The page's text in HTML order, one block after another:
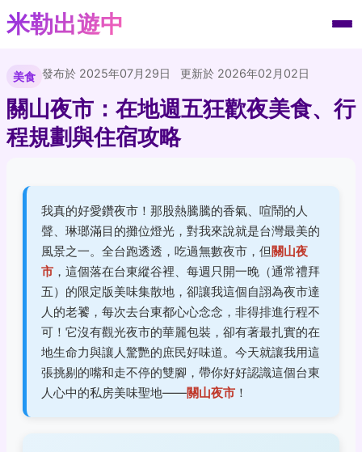
米勒出遊中
美食 發布於 2025年07月29日 更新於 2026年02月02日
關山夜市：在地週五狂歡夜美食、行
程規劃與住宿攻略
我真的好愛鑽夜市！那股熱騰騰的香氣、喧鬧的人
聲、琳瑯滿目的攤位燈光，對我來說就是台灣最美的
風景之一。全台跑透透，吃過無數夜市，但關山夜
市 ，這個落在台東縱谷裡、每週只開一晚（通常禮拜
五）的限定版美味集散地，卻讓我這個自詡為夜市達
人的老饕，每次去台東都心心念念，非得排進行程不
可！它沒有觀光夜市的華麗包裝，卻有著最扎實的在
地生命力與讓人驚艷的庶民好味道。今天就讓我用這
張挑剔的嘴和走不停的雙腳，帶你好好認識這個台東
人心中的私房美味聖地——關山夜市 ！